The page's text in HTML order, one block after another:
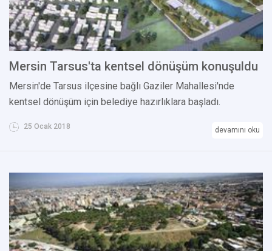
Mersin Tarsus'ta kentsel dönüşüm konuşuldu
Mersin'de Tarsus ilçesine bağlı Gaziler Mahallesi'nde
kentsel dönüşüm için belediye hazırlıklara başladı.
25 Ocak 2018 devamını oku